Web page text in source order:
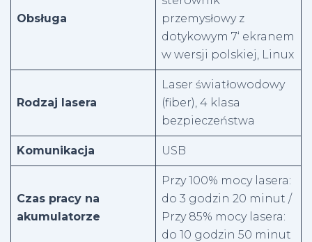
Obsługa
przemysłowy z
dotykowym 7‘ ekranem
w wersji polskiej, Linux
Rodzaj lasera
Laser światłowodowy
(fiber), 4 klasa
bezpieczeństwa
Komunikacja USB
Czas pracy na
akumulatorze
Przy 100% mocy lasera:
do 3 godzin 20 minut /
Przy 85% mocy lasera:
do 10 godzin 50 minut